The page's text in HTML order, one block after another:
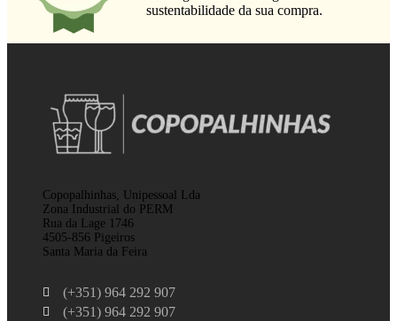
sustentabilidade da sua compra.
Copopalhinhas, Unipessoal Lda
Zona Industrial do PERM
Rua da Lage 1746
4505-856 Pigeiros
Santa Maria da Feira
(+351) 964 292 907
(+351) 964 292 907